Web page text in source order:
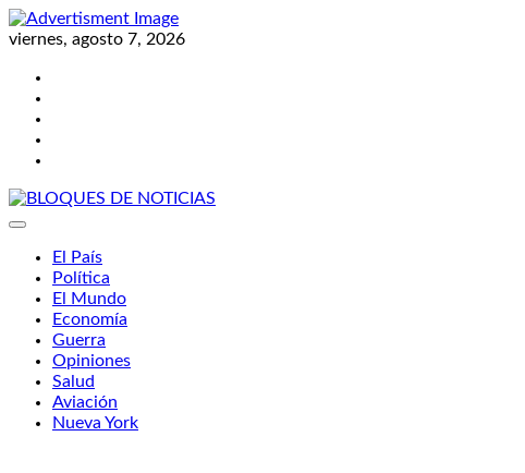
Skip
to
viernes, agosto 7, 2026
El País
Política
El Mundo
Economía
Guerra
Opiniones
Salud
Aviación
Nueva York